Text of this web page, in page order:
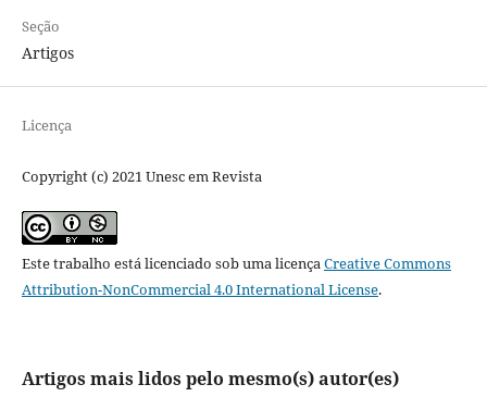
Seção
Artigos
Licença
Copyright (c) 2021 Unesc em Revista
Este trabalho está licenciado sob uma licençaCreative Commons
Attribution-NonCommercial 4.0 International License.
Artigos mais lidos pelo mesmo(s) autor(es)